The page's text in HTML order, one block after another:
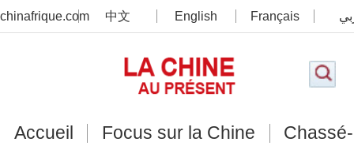
chinafrique.com 中文 English Français
Accueil Focus sur la Chine